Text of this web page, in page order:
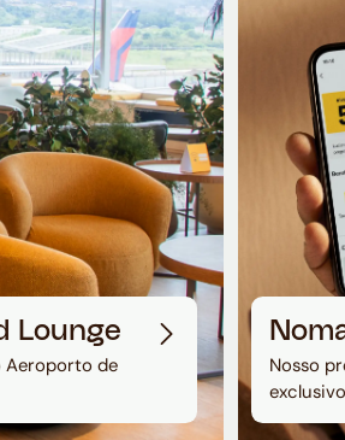
Lounge
Aeroporto de
Nosso
exclusivo